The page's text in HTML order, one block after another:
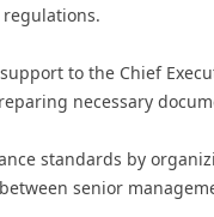
to the Chief
necessary
standards by
senior